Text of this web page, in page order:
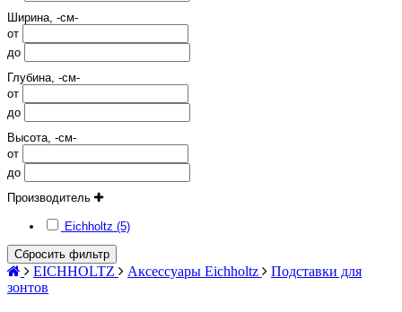
Ширина, -см-
от
до
Глубина, -см-
от
до
Высота, -см-
от
до
Производитель
Eichholtz (5)
Сбросить фильтр
EICHHOLTZ Аксессуары Eichholtz
Подставки для
зонтов